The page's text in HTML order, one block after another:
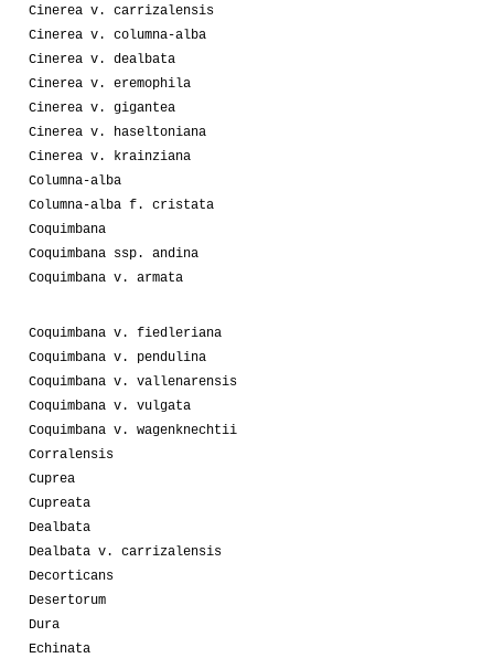
03-2008 Chef 56
01-2007 Fegele
07-2007 Cactus
Cinerea v. carrizalensis
Cinerea v. columna-alba
Cinerea v. dealbata
Cinerea v. eremophila
Cinerea v. gigantea
Cinerea v. haseltoniana
Cinerea v. krainziana
Columna-alba
Columna-alba f. cristata
Coquimbana
Coquimbana ssp. andina
Coquimbana v. armata
Coquimbana v. fiedleriana
Coquimbana v. pendulina
Coquimbana v. vallenarensis
Coquimbana v. vulgata
Coquimbana v. wagenknechtii
Corralensis
Cuprea
Cupreata
Dealbata
Dealbata v. carrizalensis
Decorticans
Desertorum
Dura
Echinata